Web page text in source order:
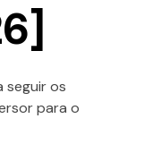
seguir os
para o